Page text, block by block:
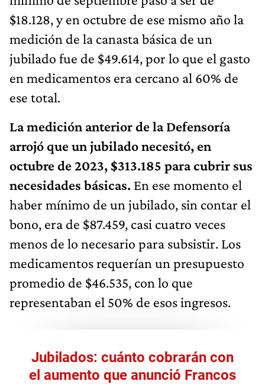
$18.128, y en octubre de ese mismo año la
medición de la canasta básica de un
jubilado fue de $49.614, por lo que el gasto
en medicamentos era cercano al 60% de
ese total.
La medición anterior de la Defensoría
arrojó que un jubilado necesitó, en
octubre de 2023, $313.185 para cubrir sus
necesidades básicas. En ese momento el
haber mínimo de un jubilado, sin contar el
bono, era de $87.459, casi cuatro veces
menos de lo necesario para subsistir. Los
medicamentos requerían un presupuesto
promedio de $46.535, con lo que
representaban el 50% de esos ingresos.
Jubilados: cuánto cobrarán con
el aumento que anunció Francos